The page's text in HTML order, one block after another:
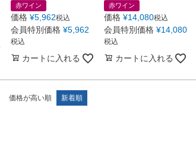
赤ワイン
価格 ¥5,962税込
会員特別価格 ¥5,962
税込
カートに入れる
赤ワイン
価格 ¥14,080税込
会員特別価格 ¥14,080
税込
カートに入れる
価格が高い順 新着順